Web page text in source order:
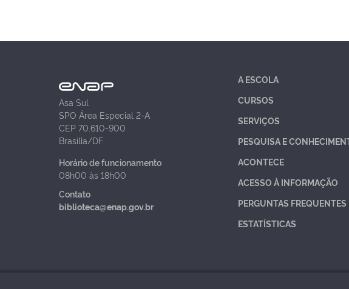
Asa Sul
SPO Área Especial 2-A
CEP 70.610-900
Brasília/DF
Horário de funcionamento
08h00 às 18h00
Contato
biblioteca@enap.gov.br
A ESCOLA
CURSOS
SERVIÇOS
PESQUISA E
ACONTECE
ACESSO À INFORMAÇÃO
PERGUNTAS FREQUENTES
ESTATÍSTICAS